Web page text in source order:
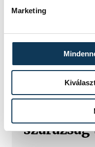
Marketing
fokozata. A
szakemberek
figyelték az